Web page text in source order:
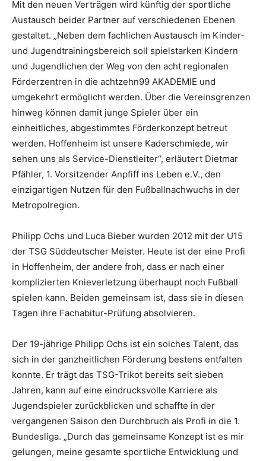
Mit den neuen Verträgen wird künftig der sportliche
Austausch beider Partner auf verschiedenen Ebenen
gestaltet. „Neben dem fachlichen Austausch im Kinder-
und Jugendtrainingsbereich soll spielstarken Kindern
und Jugendlichen der Weg von den acht regionalen
Förderzentren in die achtzehn99 AKADEMIE und
umgekehrt ermöglicht werden. Über die Vereinsgrenzen
hinweg können damit junge Spieler über ein
einheitliches, abgestimmtes Förderkonzept betreut
werden. Hoffenheim ist unsere Kaderschmiede, wir
sehen uns als Service-Dienstleiter“, erläutert Dietmar
Pfähler, 1. Vorsitzender Anpfiff ins Leben e.V., den
einzigartigen Nutzen für den Fußballnachwuchs in der
Metropolregion.
Philipp Ochs und Luca Bieber wurden 2012 mit der U15
der TSG Süddeutscher Meister. Heute ist der eine Profi
in Hoffenheim, der andere froh, dass er nach einer
komplizierten Knieverletzung überhaupt noch Fußball
spielen kann. Beiden gemeinsam ist, dass sie in diesen
Tagen ihre Fachabitur-Prüfung absolvieren.
Der 19-jährige Philipp Ochs ist ein solches Talent, das
sich in der ganzheitlichen Förderung bestens entfalten
konnte. Er trägt das TSG-Trikot bereits seit sieben
Jahren, kann auf eine eindrucksvolle Karriere als
Jugendspieler zurückblicken und schaffte in der
vergangenen Saison den Durchbruch als Profi in die 1.
Bundesliga. „Durch das gemeinsame Konzept ist es mir
gelungen, meine gesamte sportliche Entwicklung und